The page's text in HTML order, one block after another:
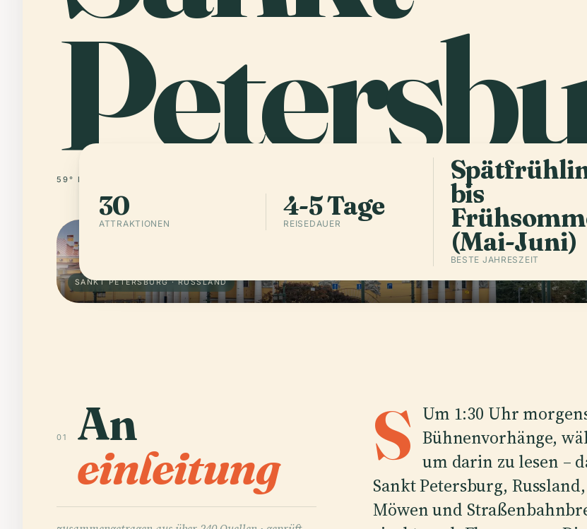
59° N · 30° E
SANKT PETERSBURG · RUSSLAND
30
ATTRAKTIONEN
4-5 Tage
REISEDAUER
bis
(Mai-Juni)
BESTE JAHRESZEIT
01 An
einleitung S Um 1:30 Uhr
Bühnenvorhänge,
um darin zu lesen –
Sankt Petersburg,
Möwen und